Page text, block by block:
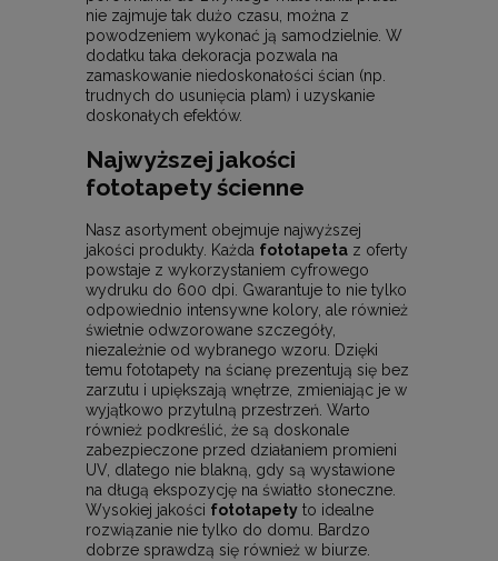
nie zajmuje tak dużo czasu, można z
powodzeniem wykonać ją samodzielnie. W
dodatku taka dekoracja pozwala na
zamaskowanie niedoskonałości ścian (np.
trudnych do usunięcia plam) i uzyskanie
doskonałych efektów.
Najwyższej jakości
fototapety ścienne
Nasz asortyment obejmuje najwyższej
jakości produkty. Każda fototapeta z oferty
powstaje z wykorzystaniem cyfrowego
wydruku do 600 dpi. Gwarantuje to nie tylko
odpowiednio intensywne kolory, ale również
świetnie odwzorowane szczegóły,
niezależnie od wybranego wzoru. Dzięki
temu fototapety na ścianę prezentują się bez
zarzutu i upiększają wnętrze, zmieniając je w
wyjątkowo przytulną przestrzeń. Warto
również podkreślić, że są doskonale
zabezpieczone przed działaniem promieni
UV, dlatego nie blakną, gdy są wystawione
na długą ekspozycję na światło słoneczne.
Wysokiej jakości fototapety to idealne
rozwiązanie nie tylko do domu. Bardzo
dobrze sprawdzą się również w biurze.